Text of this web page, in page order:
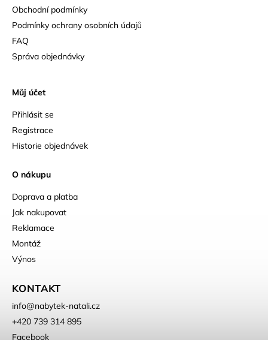
Obchodní podmínky
Podmínky ochrany osobních údajů
FAQ
Správa objednávky
Můj účet
Přihlásit se
Registrace
Historie objednávek
O nákupu
Doprava a platba
Jak nakupovat
Reklamace
Montáž
Výnos
KONTAKT
info@nabytek-natali.cz
+420 739 314 895
Facebook